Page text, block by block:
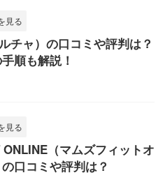
見る
チャ）の口コミや評判は？
順も解説！
見る
（マムズフィットオ
口コミや評判は？